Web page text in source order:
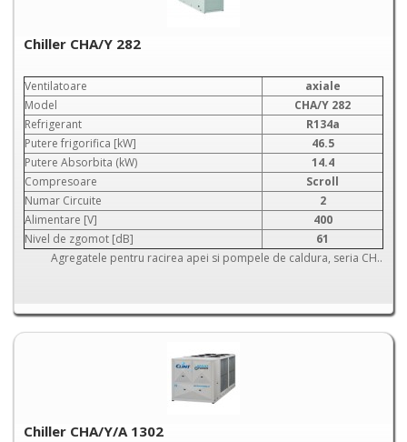
Chiller CHA/Y 282
Ventilatoare
axiale
Model
CHA/Y 282
Refrigerant
R134a
Putere frigorifica [kW]
46.5
Putere Absorbita (kW)
14.4
Compresoare
Scroll
Numar Circuite
2
Alimentare [V]
400
Nivel de zgomot [dB]
61
Agregatele pentru racirea apei si pompele de caldura, seria CH..
Chiller CHA/Y/A 1302